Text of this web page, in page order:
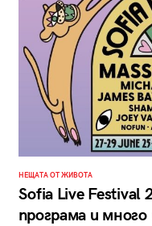
НЕЩАТА ОТ ЖИВОТА
Sofia Live
програма и много